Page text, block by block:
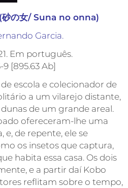
の女/ Suna no onna)
Garcia.
Em português.
[895.63 Ab]
escola e colecionador de
a um vilarejo distante,
de um grande areal.
ofereceram-lhe uma
e, de repente, ele se
os insetos que captura,
habita essa casa. Os dois
e a partir daí Kobo
reflitam sobre o tempo,